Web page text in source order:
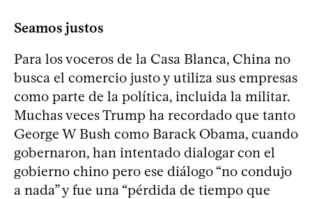
Seamos justos
Para los voceros de la Casa Blanca, China no
busca el comercio justo y utiliza sus empresas
como parte de la política, incluida la militar.
Muchas veces Trump ha recordado que tanto
George W Bush como Barack Obama, cuando
gobernaron, han intentado dialogar con el
gobierno chino pero ese diálogo “no condujo
a nada” y fue una “pérdida de tiempo que